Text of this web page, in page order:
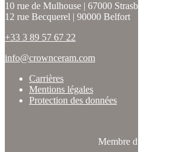
10 rue de Mulhouse | 67000 Strasbourg
12 rue Becquerel | 90000 Belfort
+33 3 89 57 67 22
info@crownceram.com
Carrières
Mentions légales
Protection des données
Membre du réseau :